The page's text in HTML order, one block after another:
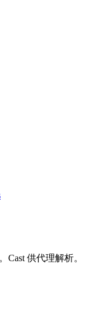
供代理解析。